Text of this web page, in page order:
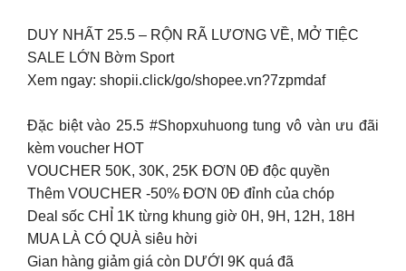
DUY NHẤT 25.5 – RỘN RÃ LƯƠNG VỀ, MỞ TIỆC
SALE LỚN Bờm Sport
Xem ngay: shopii.click/go/shopee.vn?7zpmdaf
Đặc biệt vào 25.5 #Shopxuhuong tung vô vàn ưu đãi
kèm voucher HOT
VOUCHER 50K, 30K, 25K ĐƠN 0Đ độc quyền
Thêm VOUCHER -50% ĐƠN 0Đ đỉnh của chóp
Deal sốc CHỈ 1K từng khung giờ 0H, 9H, 12H, 18H
MUA LÀ CÓ QUÀ siêu hời
Gian hàng giảm giá còn DƯỚI 9K quá đã